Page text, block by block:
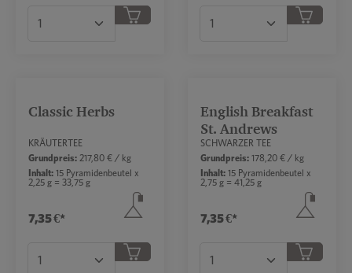
Produkt Anzahl: Gib den gewünschten
Produkt Anzahl:
Classic Herbs
KRÄUTERTEE
Grundpreis: 217,80 € / kg
Inhalt: 15 Pyramidenbeutel x
2,25 g = 33,75 g
7,35 €*
Produkt Anzahl: Gib den gewünschten
English Breakfast
St. Andrews
SCHWARZER TEE
Grundpreis: 178,20 € / kg
Inhalt: 15 Pyramidenbeutel x
2,75 g = 41,25 g
7,35 €*
Produkt Anzahl: